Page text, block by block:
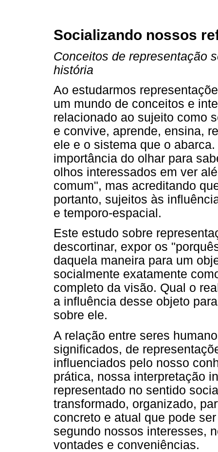
Socializando nossos
Conceitos de representação
história
Ao estudarmos
um mundo de conceitos e
relacionado ao sujeito como
e convive, aprende, ensina,
ele e o sistema que o
importância do olhar para
olhos interessados em ver
comum", mas acreditando
portanto, sujeitos às
e temporo-espacial.
Este estudo sobre
descortinar, expor os
daquela maneira para um
socialmente exatamente
completo da visão. Qual o
a influência desse objeto
sobre ele.
A relação entre seres
significados, de
influenciados pelo nosso
prática, nossa interpretação
representado no sentido
transformado, organizado,
concreto e atual que pode
segundo nossos interesses,
vontades e conveniências.